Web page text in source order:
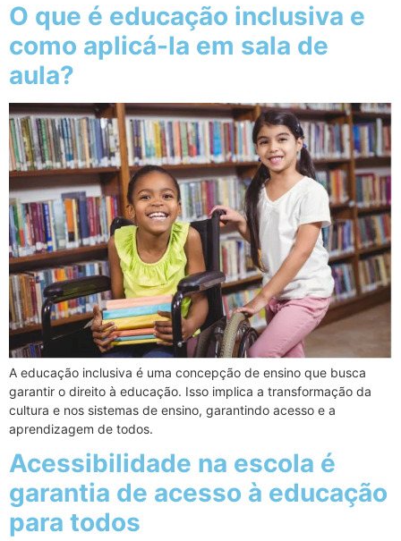
O que é educação inclusiva e
como aplicá-la em sala de
aula?
A educação inclusiva é uma concepção de ensino que busca
garantir o direito à educação. Isso implica a transformação da
cultura e nos sistemas de ensino, garantindo acesso e a
aprendizagem de todos.
Acessibilidade na escola é
garantia de acesso à educação
para todos